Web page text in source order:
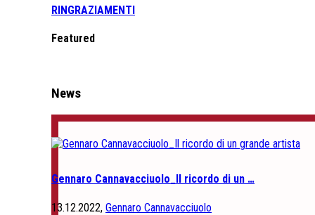
RINGRAZIAMENTI
Featured
News
Gennaro Cannavacciuolo_Il ricordo di un …
13.12.2022, Gennaro Cannavacciuolo